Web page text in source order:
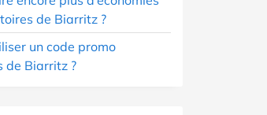
de Biarritz ?
un code promo
de Biarritz ?